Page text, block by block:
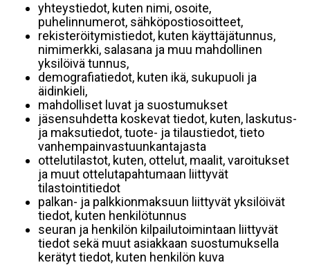
yhteystiedot, kuten nimi, osoite,
puhelinnumerot, sähköpostiosoitteet,
rekisteröitymistiedot, kuten käyttäjätunnus,
nimimerkki, salasana ja muu mahdollinen
yksilöivä tunnus,
demografiatiedot, kuten ikä, sukupuoli ja
äidinkieli,
mahdolliset luvat ja suostumukset
jäsensuhdetta koskevat tiedot, kuten, laskutus-
ja maksutiedot, tuote- ja tilaustiedot, tieto
vanhempainvastuunkantajasta
ottelutilastot, kuten, ottelut, maalit, varoitukset
ja muut ottelutapahtumaan liittyvät
tilastointitiedot
palkan- ja palkkionmaksuun liittyvät yksilöivät
tiedot, kuten henkilötunnus
seuran ja henkilön kilpailutoimintaan liittyvät
tiedot sekä muut asiakkaan suostumuksella
kerätyt tiedot, kuten henkilön kuva